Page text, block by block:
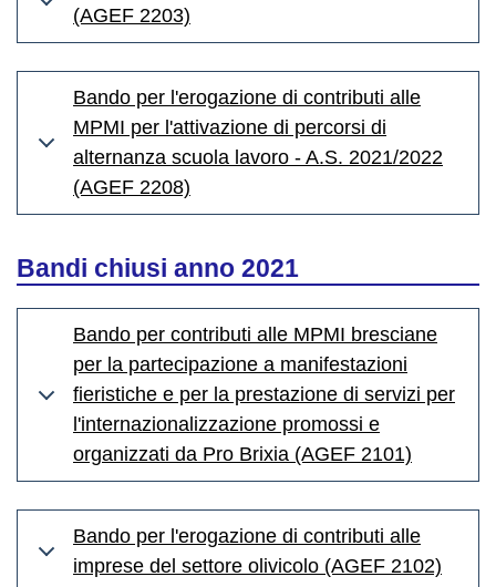
(AGEF 2203)
Bando per l'erogazione di contributi alle
MPMI per l'attivazione di percorsi di
alternanza scuola lavoro - A.S. 2021/2022
(AGEF 2208)
Bandi chiusi anno 2021
Bando per contributi alle MPMI bresciane
per la partecipazione a manifestazioni
fieristiche e per la prestazione di servizi per
l'internazionalizzazione promossi e
organizzati da Pro Brixia (AGEF 2101)
Bando per l'erogazione di contributi alle
imprese del settore olivicolo (AGEF 2102)